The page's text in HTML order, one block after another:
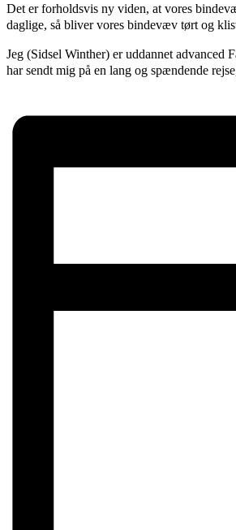
Det er forholdsvis ny viden, at vores
daglige, så bliver vores bindevæv tørt og
Jeg (Sidsel Winther) er uddannet advanced
har sendt mig på en lang og spændende